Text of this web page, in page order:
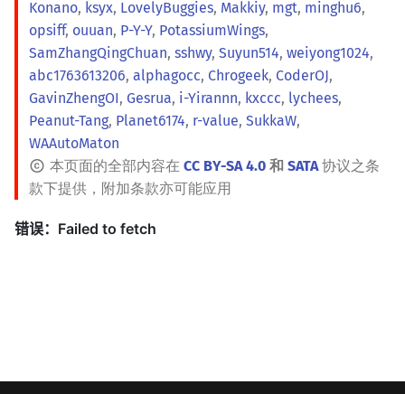
Konano, ksyx, LovelyBuggies, Makkiy, mgt, minghu6,
opsiff, ouuan, P-Y-Y, PotassiumWings,
SamZhangQingChuan, sshwy, Suyun514, weiyong1024,
abc1763613206, alphagocc, Chrogeek, CoderOJ,
GavinZhengOI, Gesrua, i-Yirannn, kxccc, lychees,
Peanut-Tang, Planet6174, r-value, SukkaW,
WAAutoMaton
本页面的全部内容在 CC BY-SA 4.0 和 SATA协议之条
款下提供，附加条款亦可能应用